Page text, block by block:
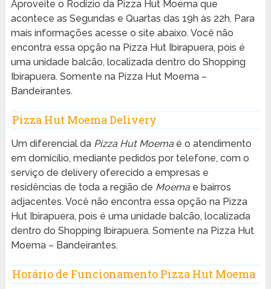
Aproveite o Rodízio da Pizza Hut Moema que
acontece as Segundas e Quartas das 19h às 22h. Para
mais informações acesse o site abaixo. Você não
encontra essa opção na Pizza Hut Ibirapuera, pois é
uma unidade balcão, localizada dentro do Shopping
Ibirapuera. Somente na Pizza Hut Moema –
Bandeirantes.
Pizza Hut Moema Delivery
Um diferencial da Pizza Hut Moemaé o atendimento
em domicílio, mediante pedidos por telefone, com o
serviço de delivery oferecido a empresas e
residências de toda a região de Moemae bairros
adjacentes. Você não encontra essa opção na Pizza
Hut Ibirapuera, pois é uma unidade balcão, localizada
dentro do Shopping Ibirapuera. Somente na Pizza Hut
Moema – Bandeirantes.
Horário de Funcionamento Pizza Hut Moema